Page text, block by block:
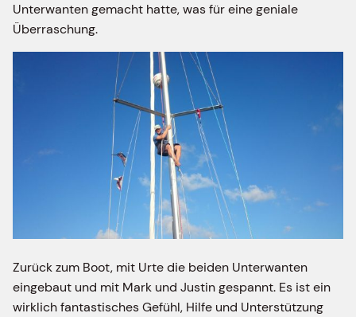
Unterwanten gemacht hatte, was für eine geniale
Überraschung.
Zurück zum Boot, mit Urte die beiden Unterwanten
eingebaut und mit Mark und Justin gespannt. Es ist ein
wirklich fantastisches Gefühl, Hilfe und Unterstützung